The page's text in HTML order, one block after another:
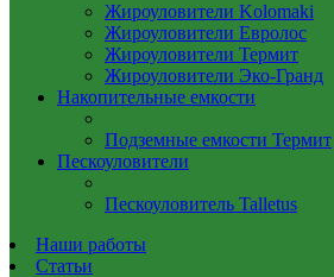
Жироуловители Kolomaki
Жироуловители Евролос
Жироуловители Термит
Жироуловители Эко-Гранд
Накопительные емкости
Подземные емкости Термит
Пескоуловители
Пескоуловитель Talletus
Наши работы
Статьи